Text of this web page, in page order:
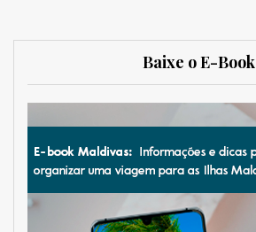
Baixe o E-Book